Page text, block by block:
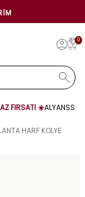
0
FIRSATI ☀️ALYANS
HARF KOLYE